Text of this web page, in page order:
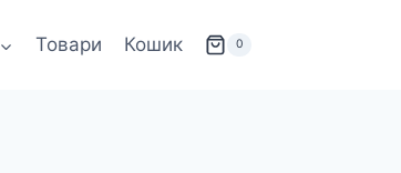
Товари Кошик 0